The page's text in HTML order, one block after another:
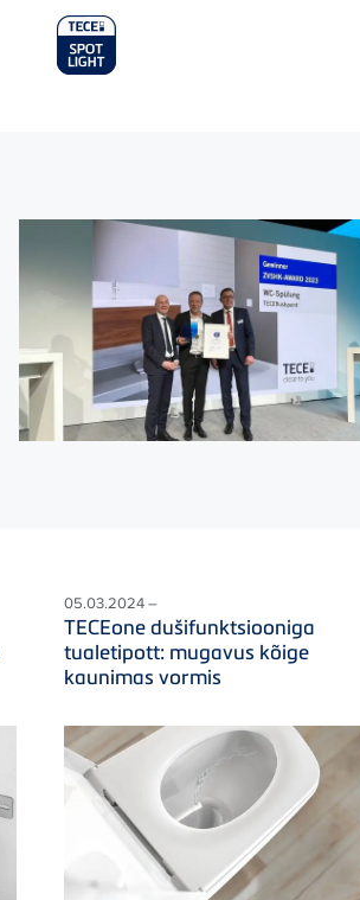
05.03.2024 –
TECEone dušifunktsiooniga
tualetipott: mugavus kõige
kaunimas vormis